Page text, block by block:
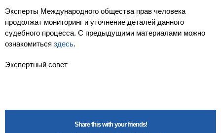
Эксперты Международного общества прав человека
продолжат мониторинг и уточнение деталей данного
судебного процесса. С предыдущими материалами можно
ознакомиться здесь.
Экспертный совет
Share this with your friends!